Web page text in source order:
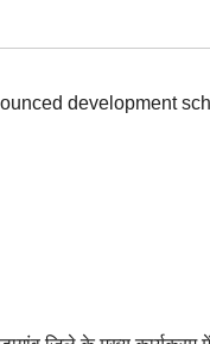
development